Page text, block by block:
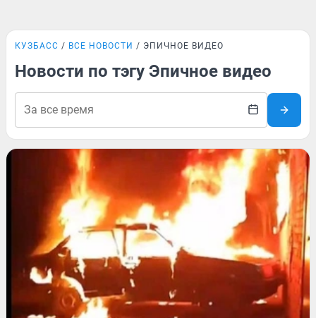
КУЗБАСС ВСЕ НОВОСТИ ЭПИЧНОЕ ВИДЕО
Новости по тэгу Эпичное видео